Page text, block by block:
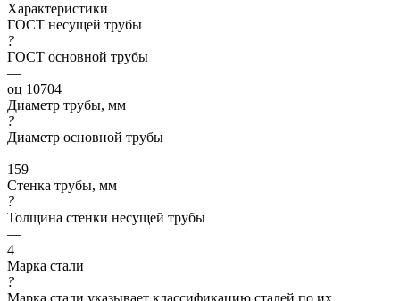
Характеристики
ГОСТ несущей трубы
?
ГОСТ основной трубы
—
оц 10704
Диаметр трубы, мм
?
Диаметр основной трубы
—
159
Стенка трубы, мм
?
Толщина стенки несущей трубы
—
4
Марка стали
?